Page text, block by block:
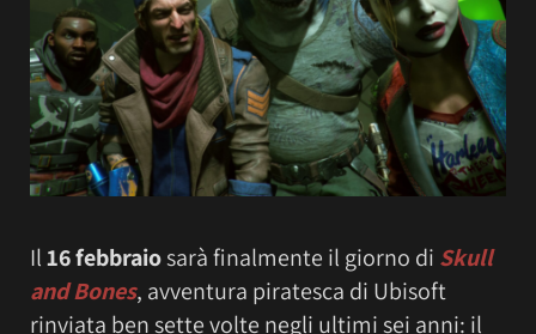
Il16 febbraiosarà finalmente il giorno di Skull
and Bones, avventura piratesca di Ubisoft
rinviata ben sette volte negli ultimi sei anni: il